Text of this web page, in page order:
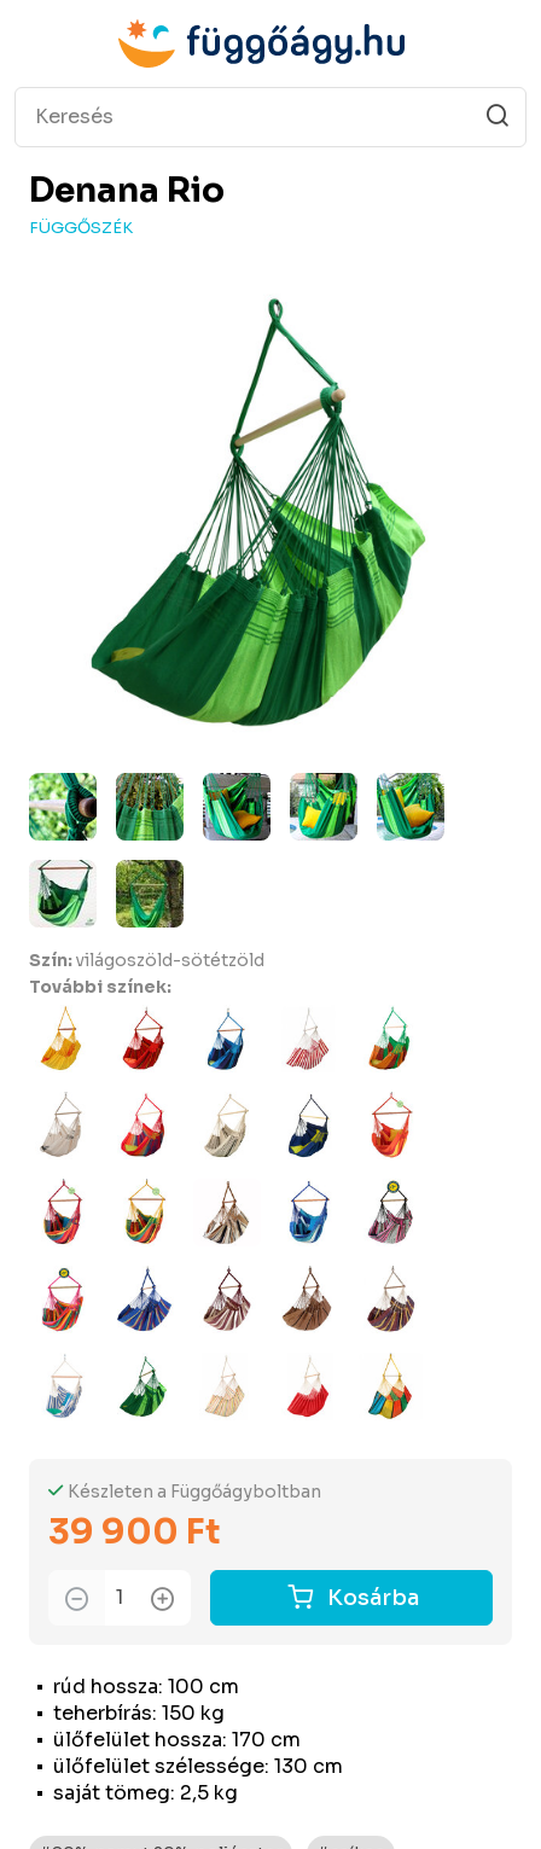
Denana Rio
FÜGGŐSZÉK
rúd hossza: 100 cm
teherbírás: 150 kg
ülőfelület hossza: 170 cm
ülőfelület szélessége: 130 cm
saját tömeg: 2,5 kg
Készleten a Függőágyboltban
39 900 Ft
Kosárba
Szín:világoszöld-sötétzöld
További színek: